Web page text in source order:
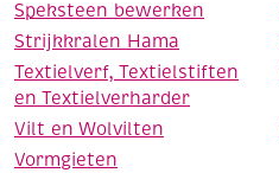
Speksteen bewerken
Strijkkralen Hama
Textielverf, Textielstiften
en Textielverharder
Vilt en Wolvilten
Vormgieten